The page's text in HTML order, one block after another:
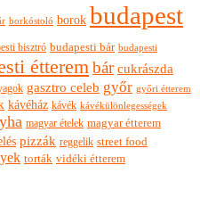
borkóstoló borok budapest
bisztró budapesti bár budapesti
étterembár cukrászda
gasztro celeb győr győri étterem
kávéház kávék kávékülönlegességek
magyar ételek magyar étterem
pizzák reggelik street food
torták vidéki étterem